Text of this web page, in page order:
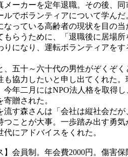
メーカーを定年退職。その後、同
ルでボランティアについて学んだ
なっている高齢者の現状を目の当
もらうために、「退職後に居場所
りになり、運転ボランティアをす
五十～六十代の男性がぞくぞく
も協力したいと申し出てくれた。
今年二月にはNPO法人格を取得
贈された。
す森さんは「会社は縦社会だが
つことが大事。一歩踏み出す勇気
にアドバイスをくれた。
】会員制。年会費2000円。傷害